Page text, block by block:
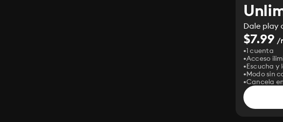
Dale play
$7.99 /
1 cuenta
Acceso
Escucha y
Modo sin
Cancela